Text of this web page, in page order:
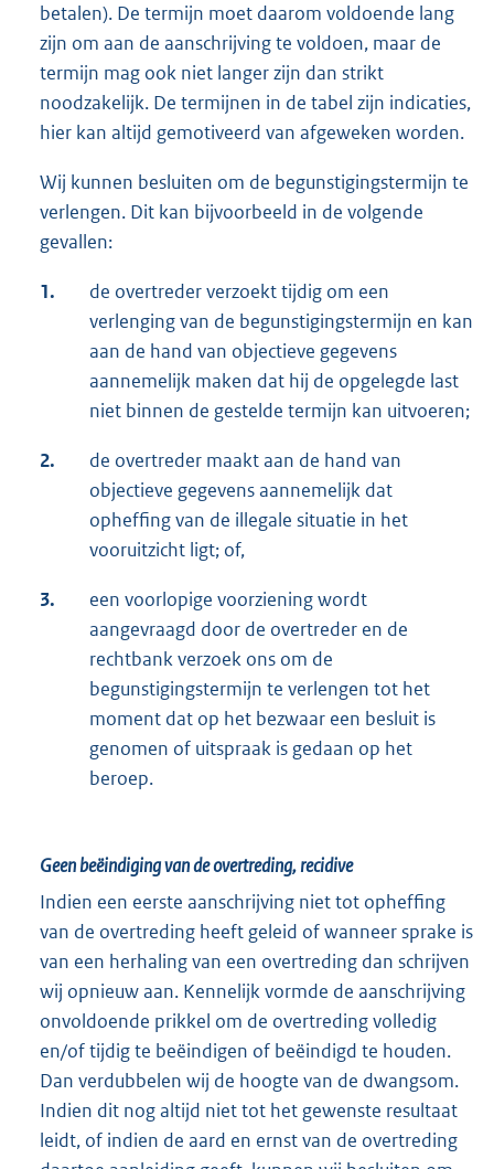
betalen). De termijn moet daarom voldoende lang
zijn om aan de aanschrijving te voldoen, maar de
termijn mag ook niet langer zijn dan strikt
noodzakelijk. De termijnen in de tabel zijn indicaties,
hier kan altijd gemotiveerd van afgeweken worden.
Wij kunnen besluiten om de begunstigingstermijn te
verlengen. Dit kan bijvoorbeeld in de volgende
gevallen:
1.
de overtreder verzoekt tijdig om een
verlenging van de begunstigingstermijn en kan
aan de hand van objectieve gegevens
aannemelijk maken dat hij de opgelegde last
niet binnen de gestelde termijn kan uitvoeren;
2.
de overtreder maakt aan de hand van
objectieve gegevens aannemelijk dat
opheffing van de illegale situatie in het
vooruitzicht ligt; of,
3.
een voorlopige voorziening wordt
aangevraagd door de overtreder en de
rechtbank verzoek ons om de
begunstigingstermijn te verlengen tot het
moment dat op het bezwaar een besluit is
genomen of uitspraak is gedaan op het
beroep.
Geen beëindiging van de overtreding, recidive
Indien een eerste aanschrijving niet tot opheffing
van de overtreding heeft geleid of wanneer sprake is
van een herhaling van een overtreding dan schrijven
wij opnieuw aan. Kennelijk vormde de aanschrijving
onvoldoende prikkel om de overtreding volledig
en/of tijdig te beëindigen of beëindigd te houden.
Dan verdubbelen wij de hoogte van de dwangsom.
Indien dit nog altijd niet tot het gewenste resultaat
leidt, of indien de aard en ernst van de overtreding